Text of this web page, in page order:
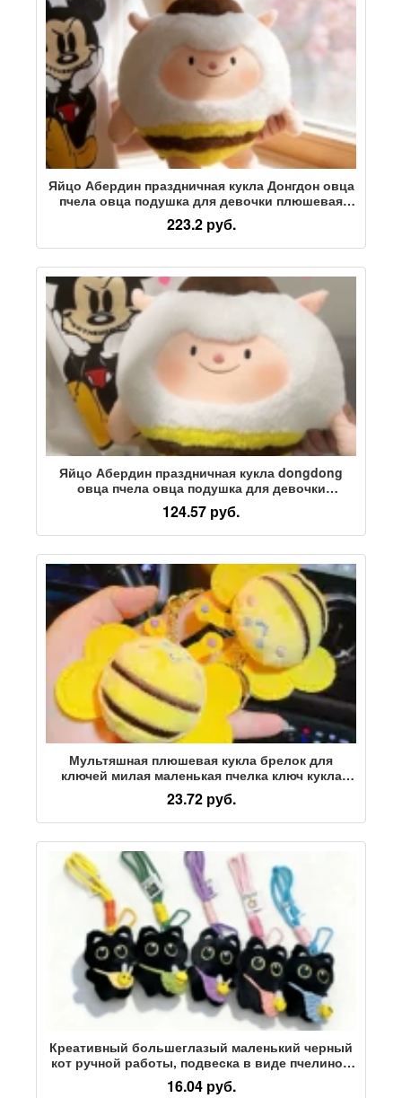
Яйцо Абердин праздничная кукла Донгдон овца
пчела овца подушка для девочки плюшевая
игрушка в подарок кукла оптом милая
223.2 руб.
Яйцо Абердин праздничная кукла dongdong
овца пчела овца подушка для девочки
плюшевая игрушка в подарок кукла оптом
милая
124.57 руб.
Мультяшная плюшевая кукла брелок для
ключей милая маленькая пчелка ключ кукла
кулон одежда сумка аксессуары брошь
аксессуары
23.72 руб.
Креативный большеглазый маленький черный
кот ручной работы, подвеска в виде пчелиной
сумки, милая индивидуальность, пищащая
плюшевая кукла, подвеска-сумка
16.04 руб.